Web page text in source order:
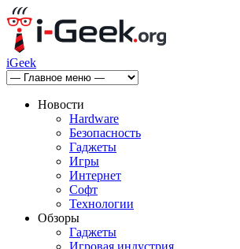
iGeek
Новости
Hardware
Безопасность
Гаджеты
Игры
Интернет
Софт
Технологии
Обзоры
Гаджеты
Игровая индустрия